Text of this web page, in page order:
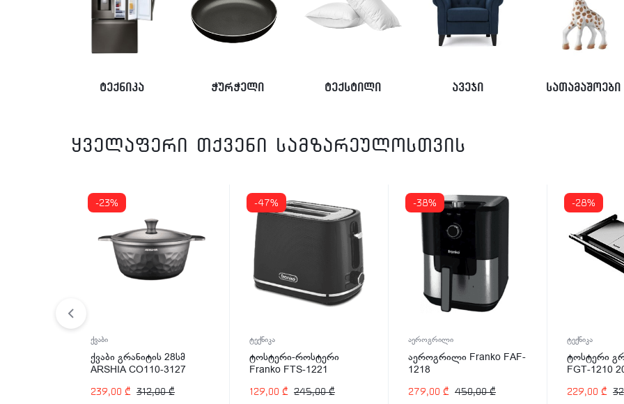
ტექნიკა ჭურჭელი ტექსტილი ავეჯი სათამაშოები
ყველაფერი თქვენი სამზარეულოსთვის
-23%
ქვაბი
ქვაბი გრანიტის 28სმ
ARSHIA CO110-3127
312,00₾
239,00 ₾
-47%
ტექნიკა
ტოსტერი-როსტერი
Franko FTS-1221
245,00₾
129,00 ₾
-38%
აეროგრილი
აეროგრილი Franko FAF-
1218
450,00₾
279,00 ₾
-28%
ტექნიკა
ტოსტერი
FGT-1210
229,00 ₾